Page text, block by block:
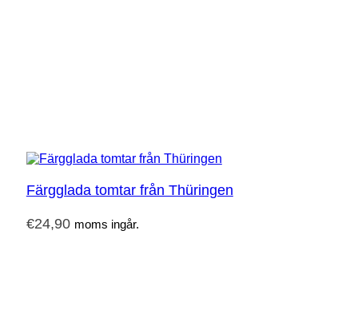
Färgglada tomtar från Thüringen
€24,90 moms ingår.